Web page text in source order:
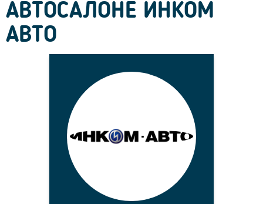
АВТОСАЛОНЕ ИНКОМ
АВТО